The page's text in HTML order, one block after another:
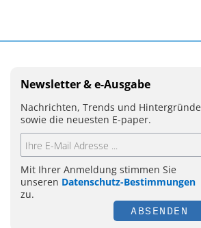
Newsletter & e-Ausgabe
Nachrichten, Trends und Hintergründe
sowie die neuesten E-paper.
Mit Ihrer Anmeldung stimmen Sie
unseren Datenschutz-Bestimmungen
zu.
ABSENDEN